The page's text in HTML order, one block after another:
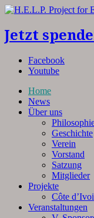
Jetzt
Facebook
Youtube
Home
News
Über uns
Geschichte
Verein
Vorstand
Satzung
Mitglieder
Projekte
Côte
Veranstaltungen